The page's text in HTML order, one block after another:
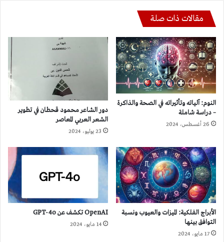
مقالات ذات صلة
النوم: آلياته وتأثيراته في الصحة والذاكرة
– دراسة شاملة
26 أغسطس، 2024
دور الشاعر محمود قحطان في تطوير
الشعر العربي المعاصر
23 يوليو، 2024
الأبراج الفلكية: الميزات والعيوب ونسبة
التوافق بينها
17 مايو، 2024
OpenAI تكشف عن GPT-4o
14 مايو، 2024